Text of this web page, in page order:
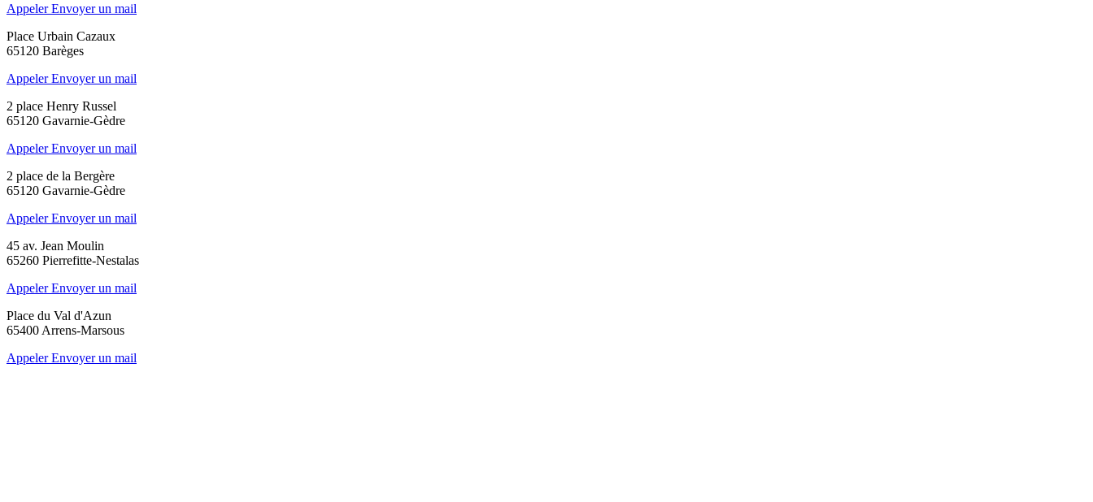
AppelerEnvoyer un mail
Place Urbain Cazaux
65120 Barèges
AppelerEnvoyer un mail
2 place Henry Russel
65120 Gavarnie-Gèdre
AppelerEnvoyer un mail
2 place de la Bergère
65120 Gavarnie-Gèdre
AppelerEnvoyer un mail
45 av. Jean Moulin
65260 Pierrefitte-Nestalas
AppelerEnvoyer un mail
Place du Val d'Azun
65400 Arrens-Marsous
AppelerEnvoyer un mail